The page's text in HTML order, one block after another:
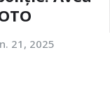
21, 2025